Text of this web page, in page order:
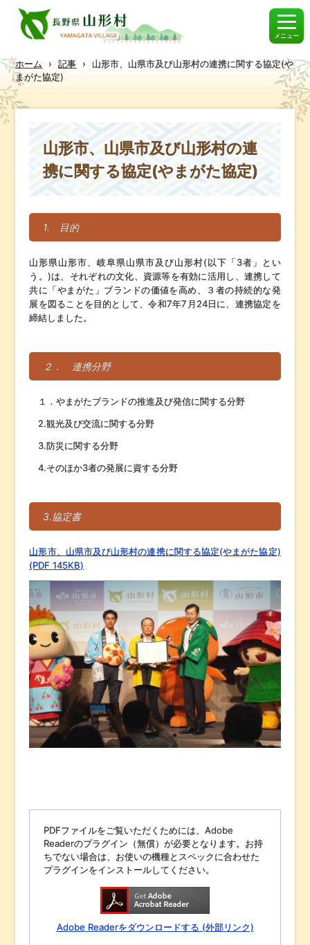
メニュー
ホーム › 記事 ›
山形市、山県市及び山形村の連携に関する協定(や
まがた協定)
山形市、山県市及び山形村の連
携に関する協定(やまがた協定)
1. 目的
山形県山形市、岐阜県山県市及び山形村(以下「3者」とい
う。)は、それぞれの文化、資源等を有効に活用し、連携して
共に「やまがた」ブランドの価値を高め、３者の持続的な発
展を図ることを目的として、令和7年7月24日に、連携協定を
締結しました。
２． 連携分野
１．やまがたブランドの推進及び発信に関する分野
2.観光及び交流に関する分野
3.防災に関する分野
4.そのほか3者の発展に資する分野
3.協定書
山形市、山県市及び山形村の連携に関する協定(やまがた協定)
(PDF 145KB)
PDFファイルをご覧いただくためには、Adobe
Readerのプラグイン（無償）が必要となります。お持
ちでない場合は、お使いの機種とスペックに合わせた
プラグインをインストールしてください。
Adobe Readerをダウンロードする (外部リンク)